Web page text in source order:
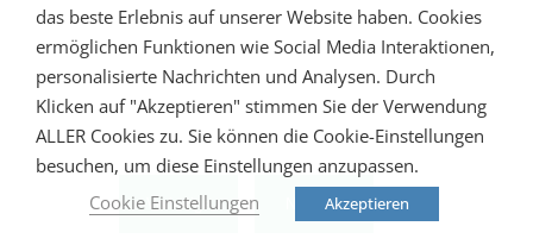
das beste Erlebnis auf unserer Website haben. Cookies
ermöglichen Funktionen wie Social Media Interaktionen,
personalisierte Nachrichten und Analysen. Durch
Klicken auf "Akzeptieren" stimmen Sie der Verwendung
ALLER Cookies zu. Sie können die Cookie-Einstellungen
besuchen, um diese Einstellungen anzupassen.
Cookie Einstellungen
Akzeptieren